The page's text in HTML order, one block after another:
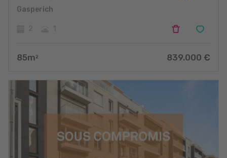
Gasperich
85m 2 839.000 €